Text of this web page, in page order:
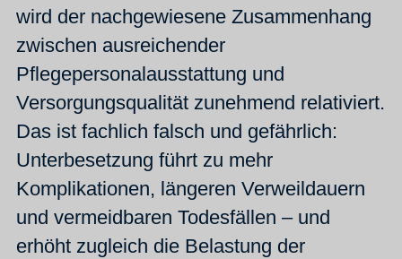
wird der nachgewiesene Zusammenhang
zwischen ausreichender
Pflegepersonalausstattung und
Versorgungsqualität zunehmend relativiert.
Das ist fachlich falsch und gefährlich:
Unterbesetzung führt zu mehr
Komplikationen, längeren Verweildauern
und vermeidbaren Todesfällen – und
erhöht zugleich die Belastung der